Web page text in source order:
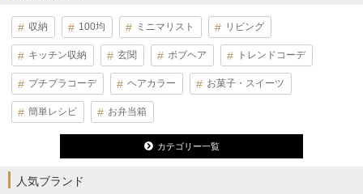
収納 100均 ミニマリスト リビング
キッチン収納 玄関 ボブヘア トレンドコーデ
プチプラコーデ ヘアカラー お菓子・スイーツ
簡単レシピ お弁当箱
カテゴリー一覧
人気ブランド